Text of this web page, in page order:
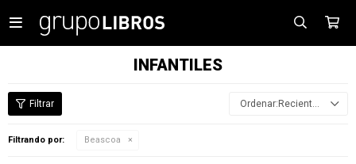

INFANTILES
Recientes
Filtrando por: Beascoa